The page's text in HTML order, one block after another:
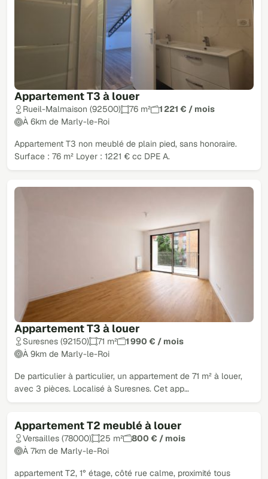
Appartement T3 à louer
Rueil-Malmaison (92500) 76 m²
1 221 € / mois
À 6km de Marly-le-Roi
Appartement T3 non meublé de plain pied, sans honoraire.
Surface : 76 m² Loyer : 1221 € cc DPE A.
Appartement T3 à louer
Suresnes (92150) 71 m²
1 990 € / mois
À 9km de Marly-le-Roi
De particulier à particulier, un appartement de 71 m² à louer,
avec 3 pièces. Localisé à Suresnes. Cet app…
Appartement T2 meublé à louer
Versailles (78000) 25 m²
800 € / mois
À 7km de Marly-le-Roi
appartement T2, 1° étage, côté rue calme, proximité tous